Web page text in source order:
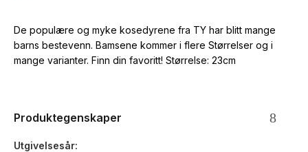
De populære og myke kosedyrene fra TY har blitt mange
barns bestevenn. Bamsene kommer i flere Størrelser og i
mange varianter. Finn din favoritt! Størrelse: 23cm
Produktegenskaper
Utgivelsesår